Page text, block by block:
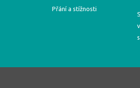
Přání a stížnosti